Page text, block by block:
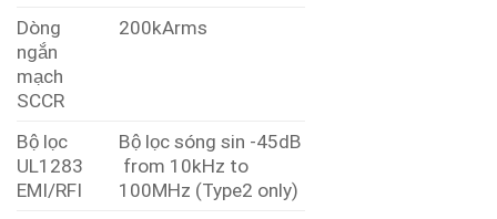
Dòng
ngắn
mạch
SCCR
200kArms
Bộ lọc
UL1283
EMI/RFI
Bộ lọc sóng sin -45dB
from 10kHz to
100MHz (Type2 only)